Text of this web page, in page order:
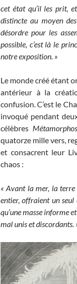
cet état qu’il les prit,
distincte au moyen
désordre pour les
possible, c’est là le
notre exposition. »
Le monde créé étant
antérieur à la
confusion. C’est le
invoqué pendant
célèbres
quatorze mille vers,
et consacrent leur
chaos :
« Avant la mer, la
entier, offraient un seul
qu’une masse informe
mal unis et discordants.